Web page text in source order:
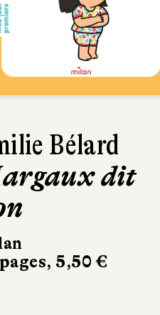
Bélard
dit
5,50 €
Aurélie
Félix
22 pages,